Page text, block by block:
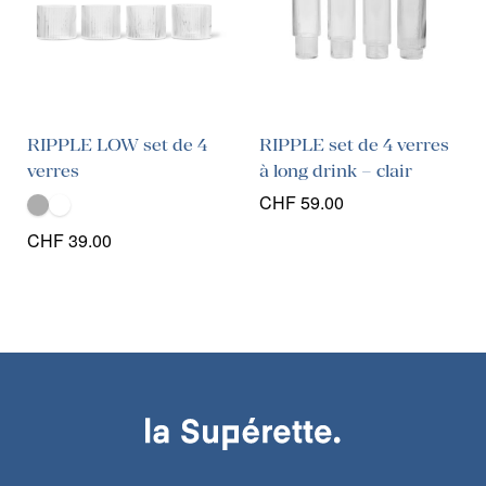
RIPPLE LOW set de 4
verres
CHF39.00
RIPPLE set de 4 verres
à long drink – clair
CHF59.00